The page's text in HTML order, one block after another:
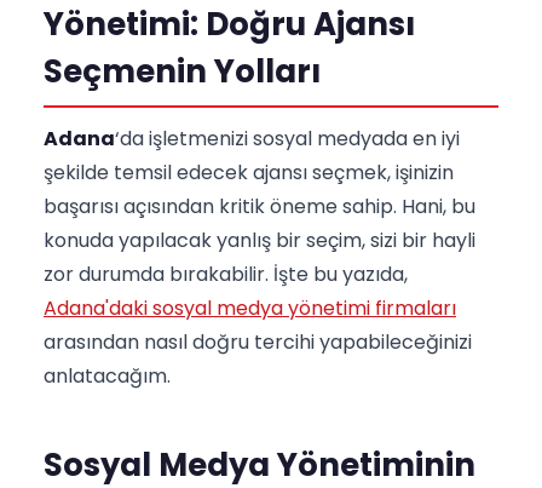
Yönetimi: Doğru Ajansı
Seçmenin Yolları
Adana‘da işletmenizi sosyal medyada en iyi
şekilde temsil edecek ajansı seçmek, işinizin
başarısı açısından kritik öneme sahip. Hani, bu
konuda yapılacak yanlış bir seçim, sizi bir hayli
zor durumda bırakabilir. İşte bu yazıda,
Adana'daki sosyal medya yönetimi firmaları
arasından nasıl doğru tercihi yapabileceğinizi
anlatacağım.
Sosyal Medya Yönetiminin